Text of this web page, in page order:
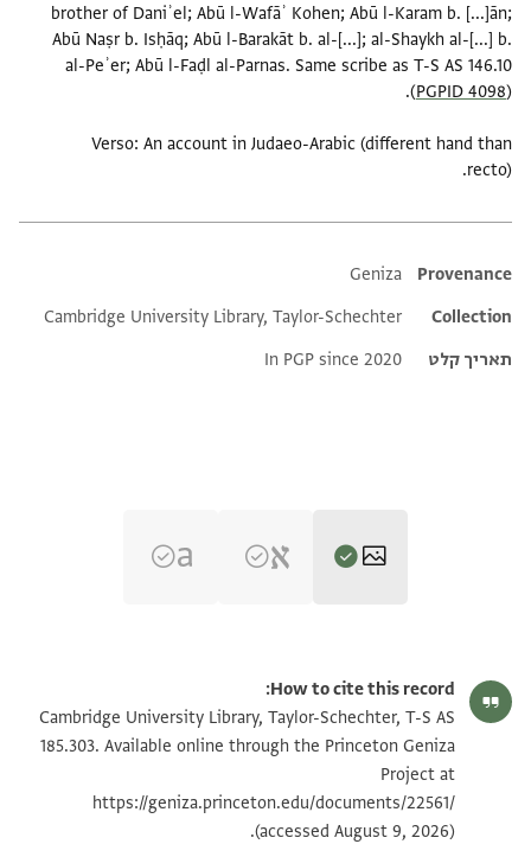
brother of Daniʾel; Abū l-Wafāʾ Kohen; Abū l-Karam b. [...]ān;
Abū Naṣr b. Isḥāq; Abū l-Barakāt b. al-[...]; al-Shaykh al-[...] b.
al-Peʾer; Abū l-Faḍl al-Parnas. Same scribe as T-S AS 146.10
(PGPID 4098
Verso: An account in Judaeo-Arabic (different hand than
recto).
Additional metadata
Provenance
Geniza
Collection
Cambridge University Library, Taylor-Schechter
תאריך קלט
In PGP since 2020
T-S AS 185.303 1v הגדל וסובב
תנאי היתר שימוש בתצלום
How to cite this record:
Cambridge University Library, Taylor-Schechter, T-S AS
185.303. Available online through the Princeton Geniza
Project at
https://geniza.princeton.edu/documents/22561/
(accessed August 9, 2026).